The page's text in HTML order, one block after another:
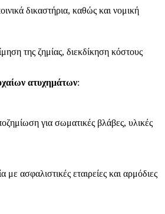
δικαστήρια, καθώς και νομική
της ζημίας, διεκδίκηση κόστους
ατυχημάτων:
για σωματικές βλάβες, υλικές
ασφαλιστικές εταιρείες και αρμόδιες